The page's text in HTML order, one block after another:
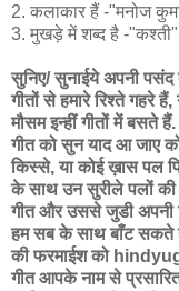
2. कलाकार हैं -"मनोज
3. मुखड़े में शब्द है -
सुनिए/ सुनाईये अपनी
गीतों से हमारे रिश्ते गहरे
मौसम इन्हीं गीतों में बसते
गीत को सुन याद आ जाए
किस्से, या कोई ख़ास पल
के साथ उन सुरीले पलों की
गीत और उससे जुडी अपनी
हम सब के साथ बाँट सकते
की फरमाईश को
गीत आपके नाम से